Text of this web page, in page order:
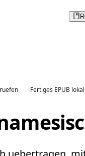
Fertiges EPUB